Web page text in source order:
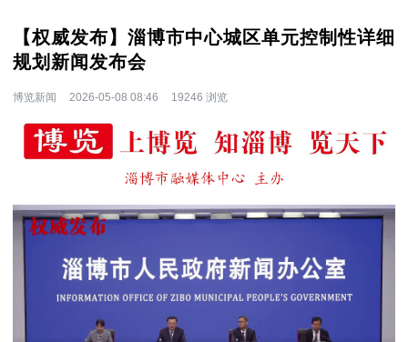
【权威发布】淄博市中心城区单元控制性详细
规划新闻发布会
博览新闻 2026-05-08 08:46 19246 浏览